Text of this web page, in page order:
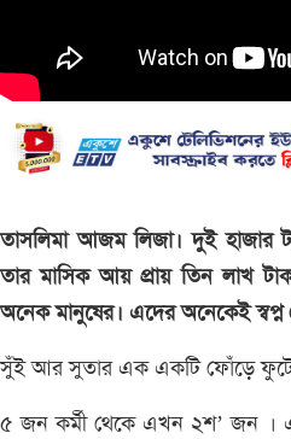
তাসলিমা আজম লিজা। দুই
তার মাসিক আয় প্রায় তিন লাখ
অনেক মানুষের। এদের অনেকেই স্বপ্ন
সুঁই আর সুতার এক একটি ফোঁড়ে
৫ জন কর্মী থেকে এখন ২শ’ জন ।